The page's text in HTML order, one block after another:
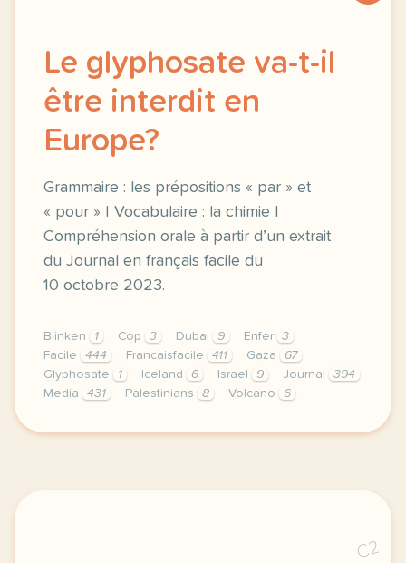
Le glyphosate va-t-il
être interdit en
Europe?
Grammaire : les prépositions « par » et
« pour » | Vocabulaire : la chimie |
Compréhension orale à partir d’un extrait
du Journal en français facile du
10 octobre 2023.
Blinken 1 Cop 3 Dubai 9 Enfer
3
Facile
444 Francaisfacile 411 Gaza
67
Glyphosate
1 Iceland 6 Israel 9 Journal
394
Media
431 Palestinians 8 Volcano 6
exercice b1 le glyphosate va t il etre interdit en
C2